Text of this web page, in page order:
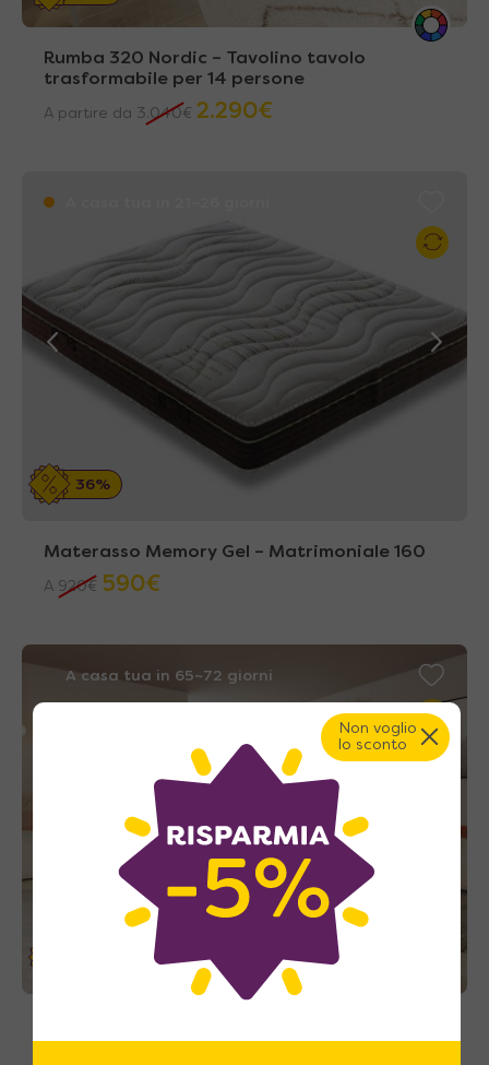
Rumba 320 Nordic – Tavolino tavolo
trasformabile per 14 persone
A partire da 3.040€ 2.290€
36%
Materasso Memory Gel – Matrimoniale 160
A 920€ 590€
A casa tua in 65~72 giorni
trasformabile con allunghe incorporate
Non voglio
lo sconto